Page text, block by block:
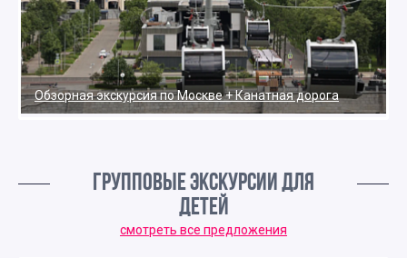
Обзорная экскурсия по Москве + Канатная дорога
ГРУППОВЫЕ ЭКСКУРСИИ ДЛЯ
ДЕТЕЙ
смотреть все предложения